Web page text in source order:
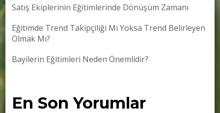
Satış Ekiplerinin Eğitimlerinde Dönüşüm Zamanı
Eğitimde Trend Takipçiliği Mi Yoksa Trend Belirleyen
Olmak Mı?
Bayilerin Eğitimleri Neden Önemlidir?
En Son Yorumlar